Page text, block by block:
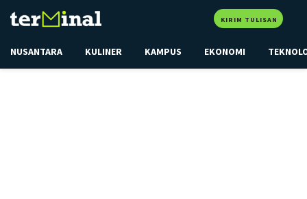
KIRIM TULISAN
NUSANTARA KULINER KAMPUS EKONOMI